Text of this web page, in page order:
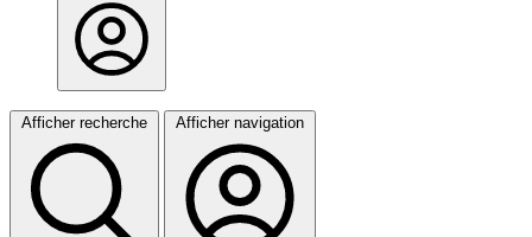
Afficher recherche Afficher navigation